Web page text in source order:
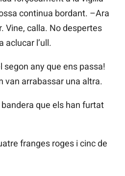
continua bordant. –Ara
Vine, calla. No despertes
aclucar l’ull.
segon any que ens passa!
van arrabassar una altra.
bandera que els han furtat
franges roges i cinc de